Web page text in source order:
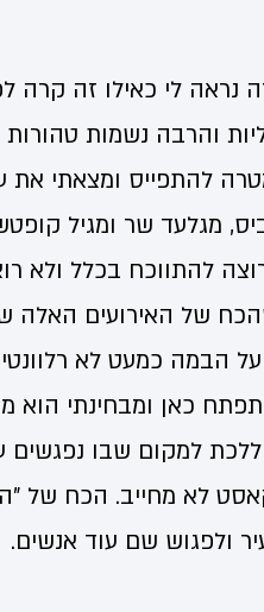
והרבה נשמות
להתפייס ומצאתי את
מגלעד שר ומגיל
להתווכח בכלל ולא
של האירועים האלה
הבמה כמעט לא
כאן ומבחינתי הוא
למקום שבו נפגשים
לא מחייב. הכח של
ולפגוש שם עוד אנשים.